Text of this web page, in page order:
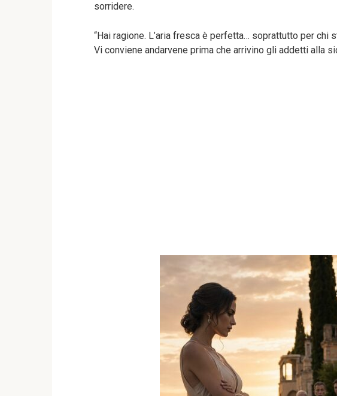
sorridere.
“Hai ragione. L’aria fresca è perfetta… soprattutto per chi
Vi conviene andarvene prima che arrivino gli addetti alla